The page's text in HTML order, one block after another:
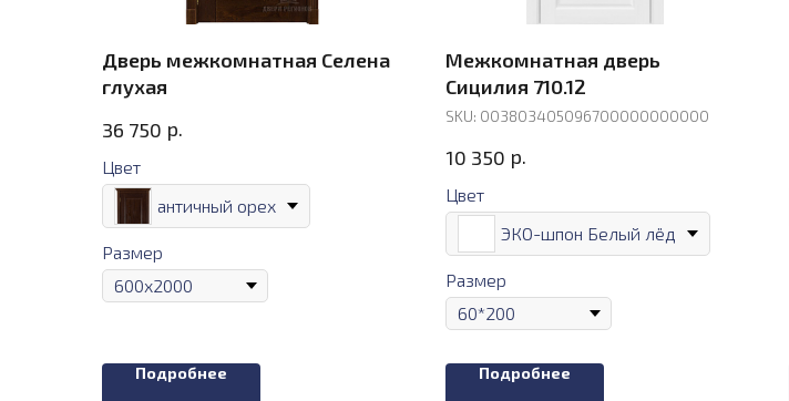
Дверь межкомнатная Селена
глухая
36 750 р.
Цвет
античный орех
Размер
Подробнее
Межкомнатная дверь
Сицилия 710.12
SKU: 003803405096700000000000
10 350 р.
Цвет
ЭКО-шпон Белый лёд
Размер
Подробнее